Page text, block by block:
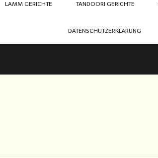
LAMM GERICHTE TANDOORI GERICHTE
DATENSCHUTZERKLÄRUNG